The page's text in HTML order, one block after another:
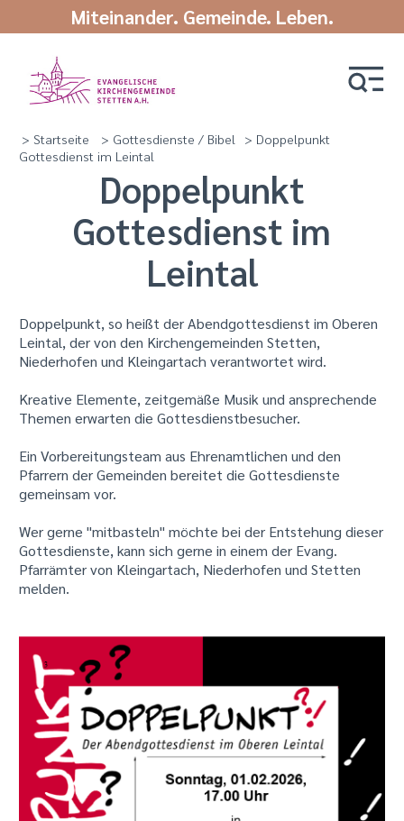
Miteinander. Gemeinde. Leben.
> Startseite > Gottesdienste / Bibel
> Doppelpunkt
Gottesdienst im Leintal
Doppelpunkt
Gottesdienst im
Leintal
Doppelpunkt, so heißt der Abendgottesdienst im Oberen
Leintal, der von den Kirchengemeinden Stetten,
Niederhofen und Kleingartach verantwortet wird.
Kreative Elemente, zeitgemäße Musik und ansprechende
Themen erwarten die Gottesdienstbesucher.
Ein Vorbereitungsteam aus Ehrenamtlichen und den
Pfarrern der Gemeinden bereitet die Gottesdienste
gemeinsam vor.
Wer gerne "mitbasteln" möchte bei der Entstehung dieser
Gottesdienste, kann sich gerne in einem der Evang.
Pfarrämter von Kleingartach, Niederhofen und Stetten
melden.